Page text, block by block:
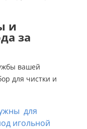
и
за
вашей
для чистки и
для
игольной